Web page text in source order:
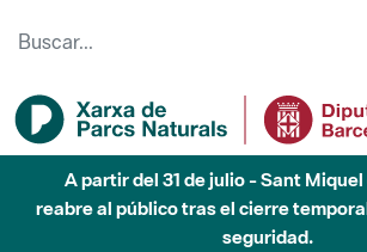
A partir del 31 de julio - Sant
reabre al público tras el cierre
seguridad.